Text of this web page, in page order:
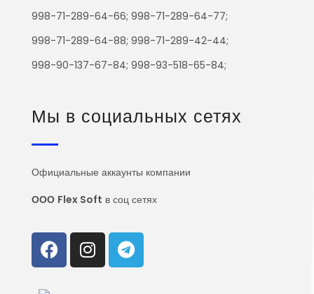
998-71-289-64-66; 998-71-289-64-77;
998-71-289-64-88; 998-71-289-42-44;
998-90-137-67-84; 998-93-518-65-84;
Мы в социальных сетях
Официальные аккаунты компании
ООО Flex Soft в соц сетях